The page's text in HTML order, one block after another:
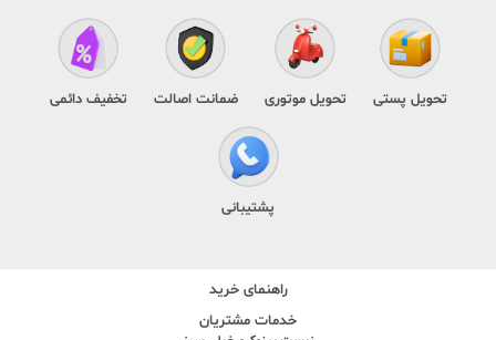
تحویل پستی تحویل موتوری ضمانت اصالت تخفیف دائمی
پشتیبانی
راهنمای خرید
خدمات مشتریان